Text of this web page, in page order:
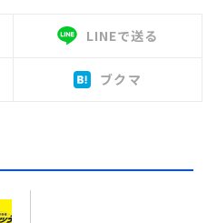
LINEで送る
ブクマ